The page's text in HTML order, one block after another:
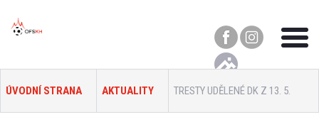
ÚVODNÍ STRANA AKTUALITY TRESTY UDĚLENÉ DK Z 13. 5.